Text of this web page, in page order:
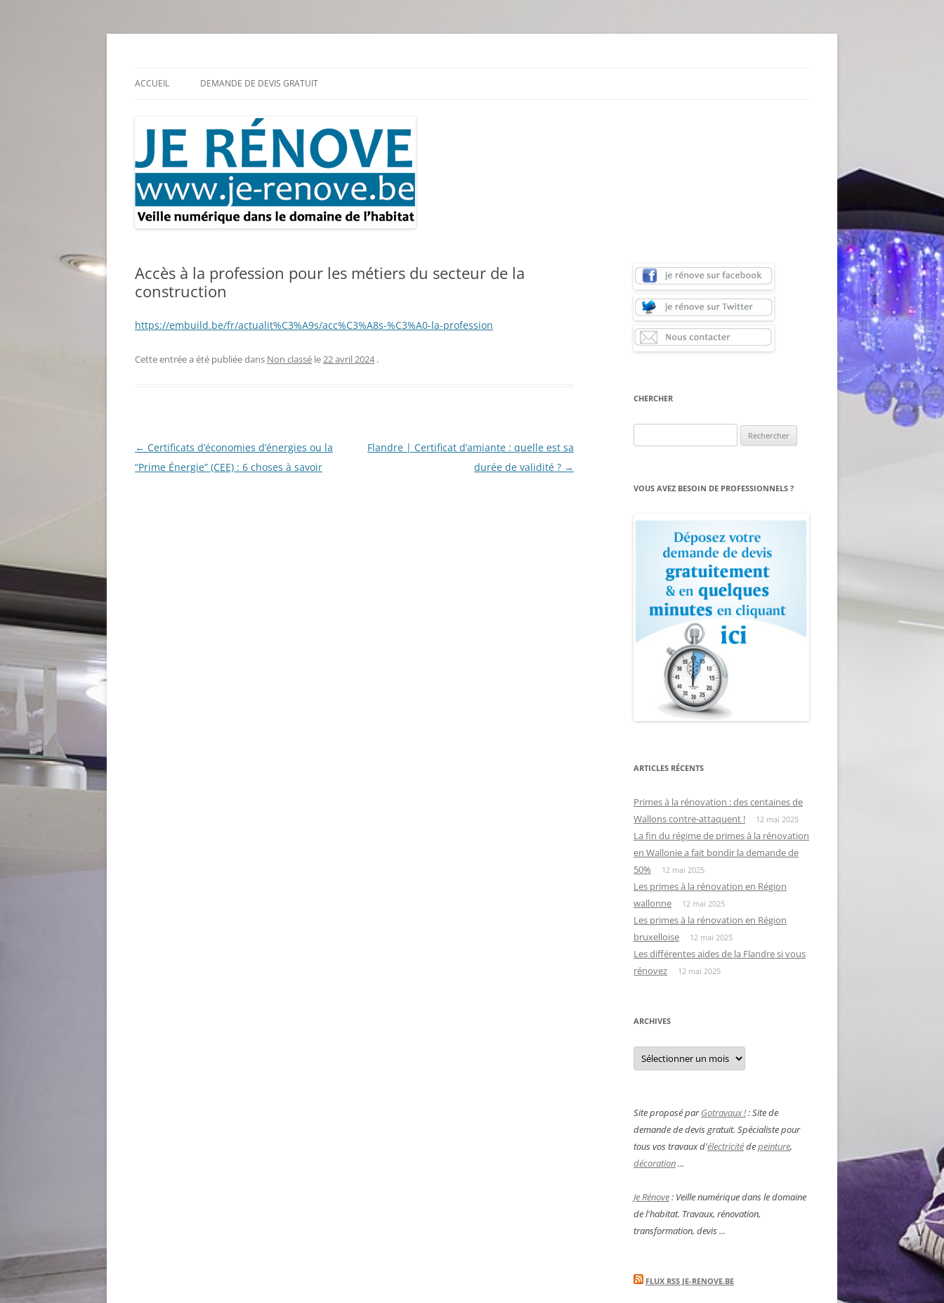
Aller
ACCUEIL DEMANDE DE DEVIS GRATUIT
Accès à la profession pour les métiers du secteur de la
construction
https://embuild.be/fr/actualit%C3%A9s/acc%C3%A8s-%C3%A0-la-profession
Cette entrée a été publiée dans Non classé le22 avril 2024 .
Navigation
des
← Certificats d’économies d’énergies ou la
“Prime Énergie” (CEE) : 6 choses à savoir
Flandre | Certificat d’amiante : quelle est sa
durée de validité ? →
CHERCHER
VOUS AVEZ BESOIN DE PROFESSIONNELS ?
ARTICLES RÉCENTS
Primes à la rénovation : des centaines de
Wallons contre-attaquent !
12 mai 2025
La fin du régime de primes à la rénovation
en Wallonie a fait bondir la demande de
50%
12 mai 2025
Les primes à la rénovation en Région
wallonne
12 mai 2025
Les primes à la rénovation en Région
bruxelloise
12 mai 2025
Les différentes aides de la Flandre si vous
rénovez
12 mai 2025
ARCHIVES
Archives
Site proposé parGotravaux !: Site de
demande de devis gratuit. Spécialiste pour
tous vos travaux d'électricitédepeinture,
décoration...
Je Rénove: Veille numérique dans le domaine
de l'habitat. Travaux, rénovation,
transformation, devis ...
FLUX RSS JE-RENOVE.BE